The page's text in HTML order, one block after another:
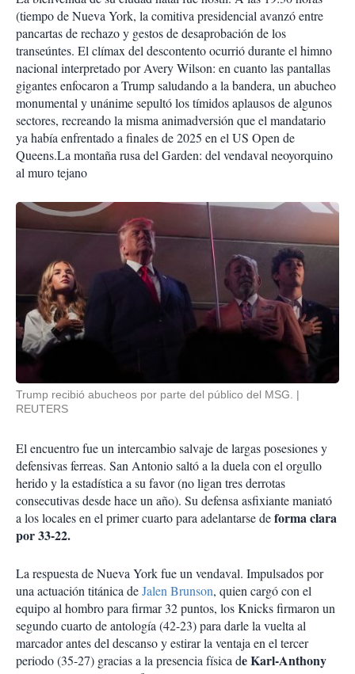
(tiempo de Nueva York, la comitiva presidencial avanzó entre
pancartas de rechazo y gestos de desaprobación de los
transeúntes. El clímax del descontento ocurrió durante el himno
nacional interpretado por Avery Wilson: en cuanto las pantallas
gigantes enfocaron a Trump saludando a la bandera, un abucheo
monumental y unánime sepultó los tímidos aplausos de algunos
sectores, recreando la misma animadversión que el mandatario
ya había enfrentado a finales de 2025 en el US Open de
Queens.La montaña rusa del Garden: del vendaval neoyorquino
al muro tejano
Trump recibió abucheos por parte del público del MSG.
REUTERS
El encuentro fue un intercambio salvaje de largas posesiones y
defensivas ferreas. San Antonio saltó a la duela con el orgullo
herido y la estadística a su favor (no ligan tres derrotas
consecutivas desde hace un año). Su defensa asfixiante maniató
a los locales en el primer cuarto para adelantarse deforma clara
por 33-22.
La respuesta de Nueva York fue un vendaval. Impulsados por
una actuación titánica deJalen Brunson, quien cargó con el
equipo al hombro para firmar 32 puntos, los Knicks firmaron un
segundo cuarto de antología (42-23) para darle la vuelta al
marcador antes del descanso y estirar la ventaja en el tercer
periodo (35-27) gracias a la presencia física de Karl-Anthony